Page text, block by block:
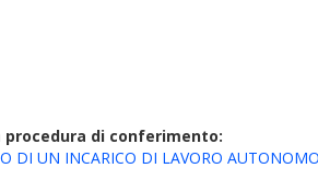
di conferimento:
DI UN INCARICO DI LAVORO